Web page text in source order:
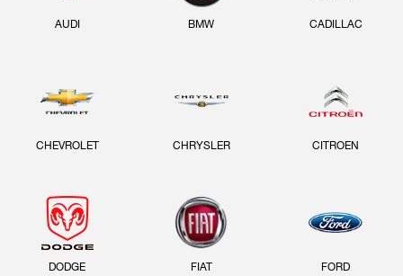
AUDI BMW CADILLAC
CHEVROLET CHRYSLER CITROEN
DODGE FIAT FORD